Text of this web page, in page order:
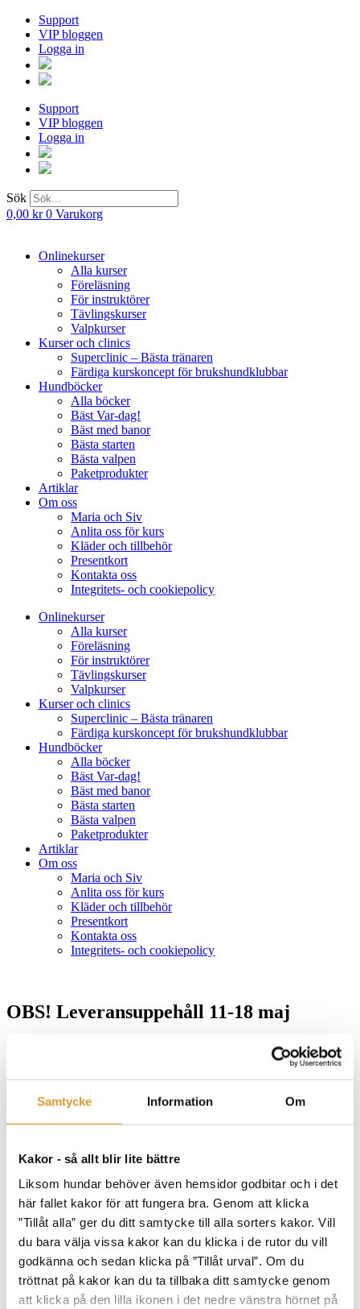
Samtycke Information Om
Kakor - så allt blir lite bättre
Liksom hundar behöver även hemsidor godbitar och i det
här fallet kakor för att fungera bra. Genom att klicka
”Tillåt alla” ger du ditt samtycke till alla sorters kakor. Vill
du bara välja vissa kakor kan du klicka i de rutor du vill
godkänna och sedan klicka på ”Tillåt urval”. Om du
tröttnat på kakor kan du ta tillbaka ditt samtycke genom
att klicka på den lilla ikonen i det nedre vänstra hörnet på
Hoppa
innehåll
Support
VIP bloggen
Logga in
Support
VIP bloggen
Logga in
Sök
0,00 kr 0 Varukorg
Onlinekurser
Alla kurser
Föreläsning
För instruktörer
Tävlingskurser
Valpkurser
Kurser och clinics
Superclinic – Bästa tränaren
Färdiga kurskoncept för brukshundklubbar
Hundböcker
Alla böcker
Bäst Var-dag!
Bäst med banor
Bästa starten
Bästa valpen
Paketprodukter
Artiklar
Om oss
Maria och Siv
Anlita oss för kurs
Kläder och tillbehör
Presentkort
Kontakta oss
Integritets- och cookiepolicy
Onlinekurser
Alla kurser
Föreläsning
För instruktörer
Tävlingskurser
Valpkurser
Kurser och clinics
Superclinic – Bästa tränaren
Färdiga kurskoncept för brukshundklubbar
Hundböcker
Alla böcker
Bäst Var-dag!
Bäst med banor
Bästa starten
Bästa valpen
Paketprodukter
Artiklar
Om oss
Maria och Siv
Anlita oss för kurs
Kläder och tillbehör
Presentkort
Kontakta oss
Integritets- och cookiepolicy
OBS! Leveransuppehåll 11-18 maj
You cannot view this unit as you're not logged in yet.
No Limits valpetreningsår
Modul 1Valp Bloggen-
Enhet 2
Del 2
Enhet 4
Del 4
Enhet 5 Del 5
Enhet 6 Del 6
Enhet 7 Del 7
Del 8
Enhet 9 Del 9
Enhet 10Del 10
Enhet 11 Del 11